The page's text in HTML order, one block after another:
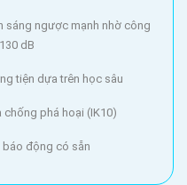
sáng ngược mạnh nhờ công
dB
tiện dựa trên học sâu
chống phá hoại (IK10)
báo động có sẵn